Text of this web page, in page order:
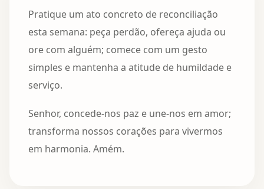
Pratique um ato concreto de reconciliação
esta semana: peça perdão, ofereça ajuda ou
ore com alguém; comece com um gesto
simples e mantenha a atitude de humildade e
serviço.
Senhor, concede-nos paz e une-nos em amor;
transforma nossos corações para vivermos
em harmonia. Amém.